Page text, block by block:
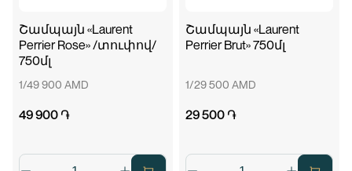
Շամպայն «Laurent
Perrier Rose» /տուփով/
750մլ
1/49 900 AMD
49 900 ֏
Շամպայն «Laurent
Perrier Brut» 750մլ
1/29 500 AMD
29 500 ֏